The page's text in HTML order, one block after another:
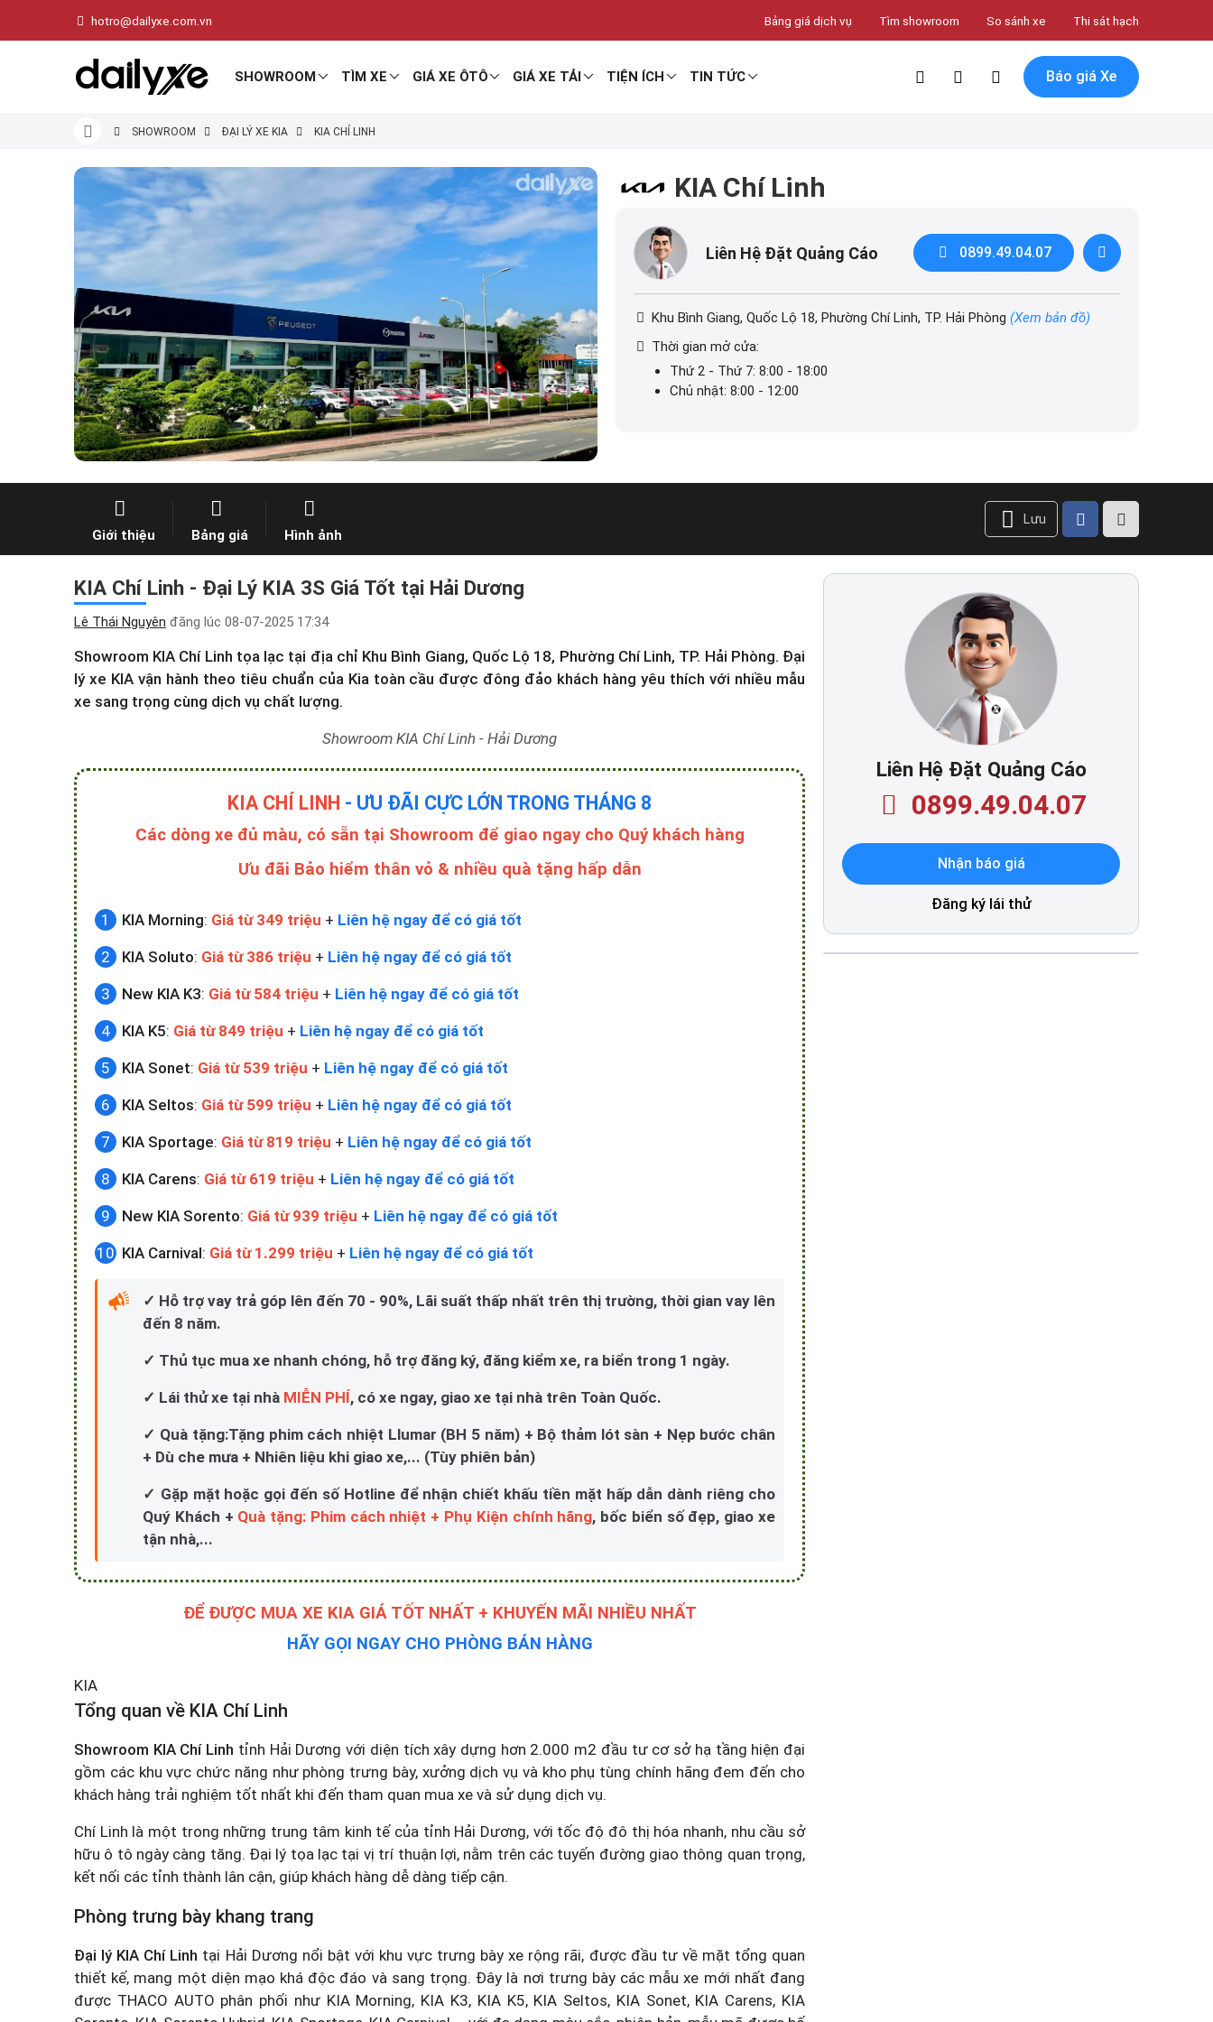
hotro@dailyxe.com.vn Bảng giá dịch vụ Tìm showroom So sánh xe Thi sát hạch
SHOWROOM TÌM XE GIÁ XE ÔTÔ GIÁ XE TẢI TIỆN ÍCH TIN TỨC Báo giá Xe
SHOWROOM ĐẠI LÝ XE KIA KIA CHÍ LINH
KIA Chí Linh
Liên Hệ Đặt Quảng Cáo 0899.49.04.07
Khu Bình Giang, Quốc Lộ 18, Phường Chí Linh, TP. Hải Phòng (Xem bản đồ)
Thời gian mở cửa:
Thứ 2 - Thứ 7: 8:00 - 18:00
Chủ nhật: 8:00 - 12:00
Giới thiệu Bảng giá Hình ảnh
Lưu
KIA Chí Linh - Đại Lý KIA 3S Giá Tốt tại Hải Dương
Lê Thái Nguyên đăng lúc 08-07-2025 17:34
Showroom KIA Chí Linh tọa lạc tại địa chỉ Khu Bình Giang, Quốc Lộ 18, Phường Chí Linh, TP. Hải Phòng. Đại
lý xe KIAvận hành theo tiêu chuẩn của Kia toàn cầu được đông đảo khách hàng yêu thích với nhiều mẫu
xe sang trọng cùng dịch vụ chất lượng.
Showroom KIA Chí Linh - Hải Dương
KIA CHÍ LINH - ƯU ĐÃI CỰC LỚN TRONG THÁNG 8
Các dòng xe đủ màu, có sẵn tại Showroom để giao ngay cho Quý khách hàng
Ưu đãi Bảo hiểm thân vỏ & nhiều quà tặng hấp dẫn
KIA Morning: Giá từ 349 triệu + Liên hệ ngay để có giá tốt
KIA Soluto: Giá từ 386 triệu + Liên hệ ngay để có giá tốt
New KIA K3: Giá từ 584 triệu + Liên hệ ngay để có giá tốt
KIA K5: Giá từ 849 triệu + Liên hệ ngay để có giá tốt
KIA Sonet: Giá từ 539 triệu + Liên hệ ngay để có giá tốt
KIA Seltos: Giá từ 599 triệu + Liên hệ ngay để có giá tốt
KIA Sportage: Giá từ 819 triệu + Liên hệ ngay để có giá tốt
KIA Carens: Giá từ 619 triệu + Liên hệ ngay để có giá tốt
New KIA Sorento: Giá từ 939 triệu + Liên hệ ngay để có giá tốt
KIA Carnival: Giá từ 1.299 triệu + Liên hệ ngay để có giá tốt
✓ Hỗ trợ vay trả góp lên đến 70 - 90%, Lãi suất thấp nhất trên thị trường, thời gian vay lên
đến 8 năm.
✓ Thủ tục mua xe nhanh chóng, hỗ trợ đăng ký, đăng kiểm xe, ra biển trong 1 ngày.
✓ Lái thử xe tại nhà MIỄN PHÍ, có xe ngay, giao xe tại nhà trên Toàn Quốc.
✓ Quà tặng:Tặng phim cách nhiệt Llumar (BH 5 năm) + Bộ thảm lót sàn + Nẹp bước chân
+ Dù che mưa + Nhiên liệu khi giao xe,... (Tùy phiên bản)
✓ Gặp mặt hoặc gọi đến số Hotline để nhận chiết khấu tiền mặt hấp dẫn dành riêng cho
Quý Khách + Quà tặng: Phim cách nhiệt + Phụ Kiện chính hãng, bốc biển số đẹp, giao xe
tận nhà,...
ĐỂ ĐƯỢC MUA XE KIA GIÁ TỐT NHẤT + KHUYẾN MÃI NHIỀU NHẤT
HÃY GỌI NGAY CHO PHÒNG BÁN HÀNG
KIA
Tổng quan về KIA Chí Linh
Showroom KIA Chí Linh tỉnh Hải Dương với diện tích xây dựng hơn 2.000 m2 đầu tư cơ sở hạ tầng hiện đại
gồm các khu vực chức năng như phòng trưng bày, xưởng dịch vụ và kho phụ tùng chính hãng đem đến cho
khách hàng trải nghiệm tốt nhất khi đến tham quan mua xe và sử dụng dịch vụ.
Chí Linh là một trong những trung tâm kinh tế của tỉnh Hải Dương, với tốc độ đô thị hóa nhanh, nhu cầu sở
hữu ô tô ngày càng tăng. Đại lý tọa lạc tại vị trí thuận lợi, nằm trên các tuyến đường giao thông quan trọng,
kết nối các tỉnh thành lân cận, giúp khách hàng dễ dàng tiếp cận.
Phòng trưng bày khang trang
Đại lý KIA Chí Linh tại Hải Dương nổi bật với khu vực trưng bày xe rộng rãi, được đầu tư về mặt tổng quan
thiết kế, mang một diện mạo khá độc đáo và sang trọng. Đây là nơi trưng bày các mẫu xe mới nhất đang
được THACO AUTO phân phối như KIA Morning, KIA K3, KIA K5, KIA Seltos, KIA Sonet, KIA Carens, KIA
Liên Hệ Đặt Quảng Cáo
0899.49.04.07
Nhận báo giá
Đăng ký lái thử